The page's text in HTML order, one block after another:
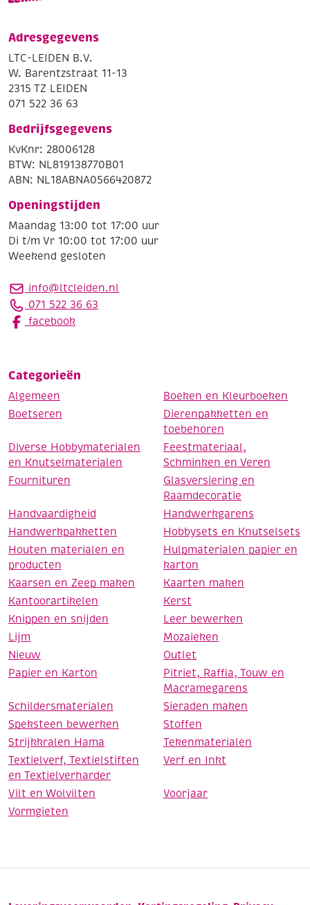
Adresgegevens
LTC-LEIDEN B.V.
W. Barentzstraat 11-13
2315 TZ LEIDEN
071 522 36 63
Bedrijfsgegevens
KvKnr: 28006128
BTW: NL819138770B01
ABN: NL18ABNA0566420872
Openingstijden
Maandag 13:00 tot 17:00 uur
Di t/m Vr 10:00 tot 17:00 uur
Weekend gesloten
info@ltcleiden.nl
071 522 36 63
facebook
Categorieën
Algemeen
Boeken en Kleurboeken
Boetseren
Dierenpakketten en
toebehoren
Diverse Hobbymaterialen
en Knutselmaterialen
Feestmateriaal,
Schminken en Veren
Fournituren
Glasversiering en
Raamdecoratie
Handvaardigheid
Handwerkgarens
Handwerkpakketten
Hobbysets en Knutselsets
Houten materialen en
producten
Hulpmaterialen papier en
karton
Kaarsen en Zeep maken
Kaarten maken
Kantoorartikelen
Kerst
Knippen en snijden
Leer bewerken
Lijm
Mozaieken
Nieuw
Outlet
Papier en Karton
Pitriet, Raffia, Touw en
Macramegarens
Schildersmaterialen
Sieraden maken
Speksteen bewerken
Stoffen
Strijkkralen Hama
Tekenmaterialen
Textielverf, Textielstiften
en Textielverharder
Verf en Inkt
Vilt en Wolvilten
Voorjaar
Vormgieten